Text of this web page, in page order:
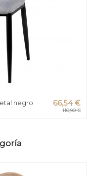
negro 66,54 €
110,90 €